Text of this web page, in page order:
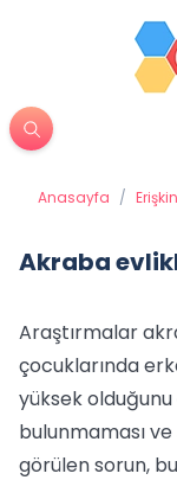
Anasayfa / Erişkin
Akraba
Araştırmalar
çocuklarında
yüksek
bulunmaması
görülen sorun,